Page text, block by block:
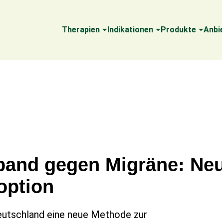
Therapien Indikationen Produkte
gegen Migräne:
eine neue Methode zur